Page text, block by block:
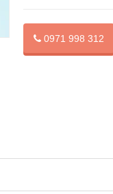
0971 998 312